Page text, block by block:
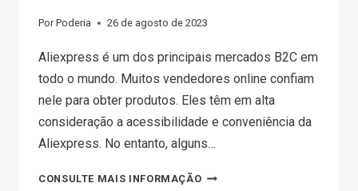
Por Poderia 26 de agosto de 2023
Aliexpress é um dos principais mercados B2C em
todo o mundo. Muitos vendedores online confiam
nele para obter produtos. Eles têm em alta
consideração a acessibilidade e conveniência da
Aliexpress. No entanto, alguns…
CONSULTE MAIS INFORMAÇÃOO